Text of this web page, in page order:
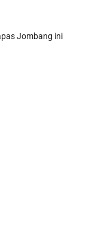
Jombang ini